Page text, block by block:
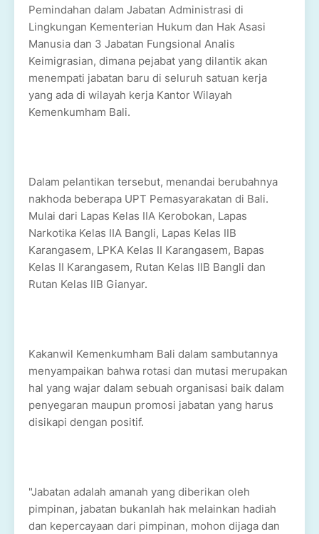
Pemindahan dalam Jabatan Administrasi di
Lingkungan Kementerian Hukum dan Hak Asasi
Manusia dan 3 Jabatan Fungsional Analis
Keimigrasian, dimana pejabat yang dilantik akan
menempati jabatan baru di seluruh satuan kerja
yang ada di wilayah kerja Kantor Wilayah
Kemenkumham Bali.
Dalam pelantikan tersebut, menandai berubahnya
nakhoda beberapa UPT Pemasyarakatan di Bali.
Mulai dari Lapas Kelas IIA Kerobokan, Lapas
Narkotika Kelas IIA Bangli, Lapas Kelas IIB
Karangasem, LPKA Kelas II Karangasem, Bapas
Kelas II Karangasem, Rutan Kelas IIB Bangli dan
Rutan Kelas IIB Gianyar.
Kakanwil Kemenkumham Bali dalam sambutannya
menyampaikan bahwa rotasi dan mutasi merupakan
hal yang wajar dalam sebuah organisasi baik dalam
penyegaran maupun promosi jabatan yang harus
disikapi dengan positif.
"Jabatan adalah amanah yang diberikan oleh
pimpinan, jabatan bukanlah hak melainkan hadiah
dan kepercayaan dari pimpinan, mohon dijaga dan